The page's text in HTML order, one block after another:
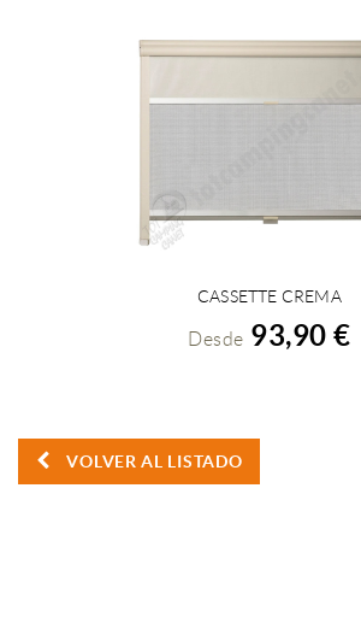
VER DETALLES
CASSETTE CREMA
Desde 93,90 €
VOLVER AL LISTADO